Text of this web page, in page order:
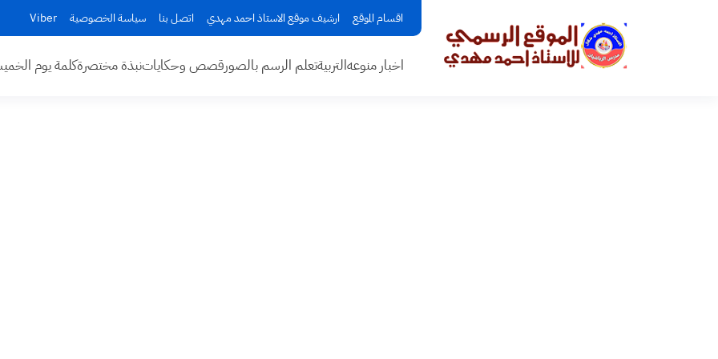
اقسام الموقع ارشيف موقع الاستاذ احمد مهدي اتصل بنا سياسة الخصوصية Viber
اخبار منوعهالتربيةتعلم الرسم بالصورقصص وحكاياتنبذة مختصرةكلمة يوم